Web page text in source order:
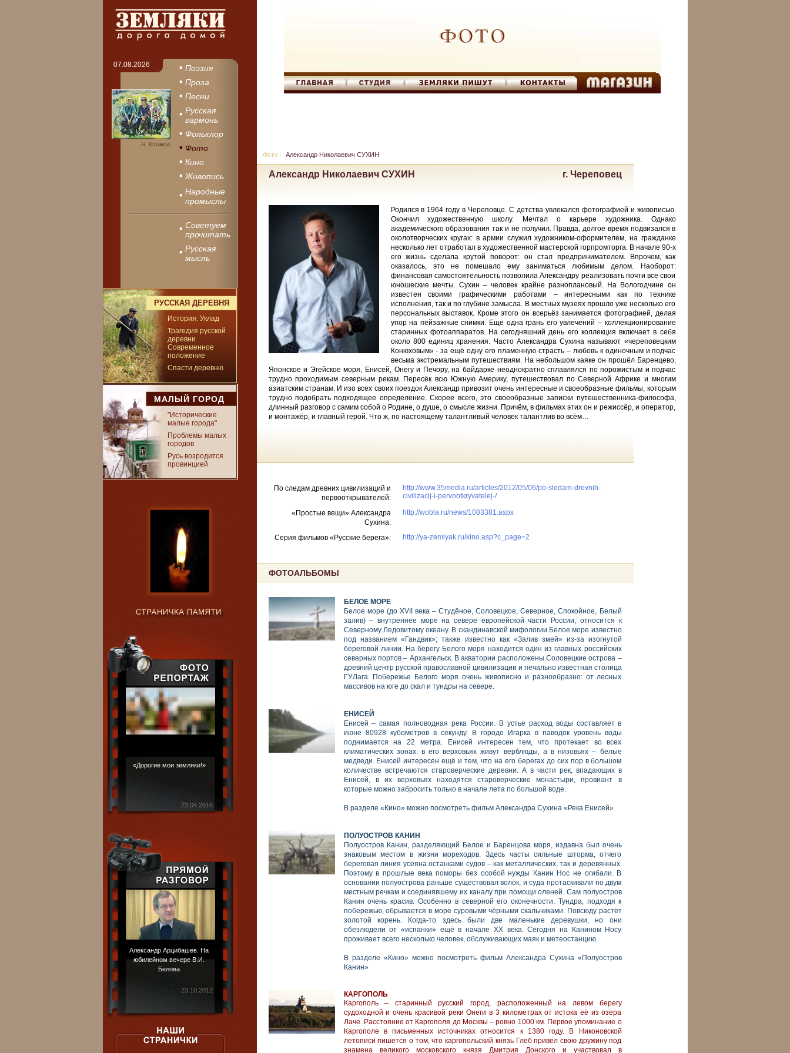
07.08.2026
Н. Климов
Поэзия
Проза
Песни
Русская
гармонь
Фольклор
Фото
Кино
Живопись
Народные
промыслы
Советуем
прочитать
Русская
мысль
РУССКАЯ ДЕРЕВНЯ
История. Уклад
Трагедия русской
деревни.
Современное
положение
Спасти деревню
МАЛЫЙ ГОРОД
"Исторические
малые города"
Проблемы малых
городов
Русь возродится
провинцией
«Дорогие мои земляки!»
23.04.2016
Александр Арцибашев. На
юбилейном вечере В.И.
Белова
23.10.2012
Фото | Александр Николаевич СУХИН
Александр Николаевич СУХИН г. Череповец
Родился в 1964 году в Череповце. С детства увлекался фотографией и живописью.
Окончил художественную школу. Мечтал о карьере художника. Однако
академического образования так и не получил. Правда, долгое время подвизался в
околотворческих кругах: в армии служил художником-оформителем, на гражданке
несколько лет отработал в художественной мастерской горпромторга. В начале 90-х
его жизнь сделала крутой поворот: он стал предпринимателем. Впрочем, как
оказалось, это не помешало ему заниматься любимым делом. Наоборот:
финансовая самостоятельность позволила Александру реализовать почти все свои
юношеские мечты. Сухин – человек крайне разноплановый. На Вологодчине он
известен своими графическими работами – интересными как по технике
исполнения, так и по глубине замысла. В местных музеях прошло уже несколько его
персональных выставок. Кроме этого он всерьёз занимается фотографией, делая
упор на пейзажные снимки. Еще одна грань его увлечений – коллекционирование
старинных фотоаппаратов. На сегодняшний день его коллекция включает в себя
около 800 единиц хранения. Часто Александра Сухина называют «череповецким
Конюховым» - за ещё одну его пламенную страсть – любовь к одиночным и подчас
весьма экстремальным путешествиям. На небольшом каяке он прошёл Баренцево,
Японское и Эгейское моря, Енисей, Онегу и Печору, на байдарке неоднократно сплавлялся по порожистым и подчас
трудно проходимым северным рекам. Пересёк всю Южную Америку, путешествовал по Северной Африке и многим
азиатским странам. И изо всех своих поездок Александр привозит очень интересные и своеобразные фильмы, которым
трудно подобрать подходящее определение. Скорее всего, это своеобразные записки путешественника-философа,
длинный разговор с самим собой о Родине, о душе, о смысле жизни. Причём, в фильмах этих он и режиссёр, и оператор,
и монтажёр, и главный герой. Что ж, по настоящему талантливый человек талантлив во всём…
По следам древних цивилизаций и
первооткрывателей:
http://www.35media.ru/articles/2012/05/06/po-sledam-drevnih-
civilizacij-i-pervootkryvatelej-/
«Простые вещи» Александра
Сухина:
http://wobla.ru/news/1083381.aspx
Серия фильмов «Русские берега»: http://ya-zemlyak.ru/kino.asp?c_page=2
ФОТОАЛЬБОМЫ
БЕЛОЕ МОРЕ
Белое море (до XVII века – Студёное, Соловецкое, Северное, Спокойное, Белый
залив) – внутреннее море на севере европейской части России, относится к
Северному Ледовитому океану. В скандинавской мифологии Белое море известно
под названием «Гандвик»; также известно как «Залив змей» из-за изогнутой
береговой линии. На берегу Белого моря находится один из главных российских
северных портов – Архангельск. В акватории расположены Соловецкие острова –
древний центр русской православной цивилизации и печально известная столица
ГУЛага. Побережье Белого моря очень живописно и разнообразно: от лесных
массивов на юге до скал и тундры на севере.
ЕНИСЕЙ
Енисей – самая полноводная река России. В устье расход воды составляет в
июне 80928 кубометров в секунду. В городе Игарка в паводок уровень воды
поднимается на 22 метра. Енисей интересен тем, что протекает во всех
климатических зонах: в его верховьях живут верблюды, а в низовьях – белые
медведи. Енисей интересен ещё и тем, что на его берегах до сих пор в большом
количестве встречаются староверческие деревни. А в части рек, впадающих в
Енисей, в их верховьях находятся староверческие монастыри, провиант в
которые можно забросить только в начале лета по большой воде.
В разделе «Кино» можно посмотреть фильм Александра Сухина «Река Енисей»
ПОЛУОСТРОВ КАНИН
Полуостров Канин, разделяющий Белое и Баренцова моря, издавна был очень
знаковым местом в жизни мореходов. Здесь часты сильные шторма, отчего
береговая линия усеяна останками судов – как металлических, так и деревянных.
Поэтому в прошлые века поморы без особой нужды Канин Нос не огибали. В
основании полуострова раньше существовал волок, и суда протаскивали по двум
местным речкам и соединявшему их каналу при помощи оленей. Сам полуостров
Канин очень красив. Особенно в северной его оконечности. Тундра, подходя к
побережью, обрывается в море суровыми чёрными скальниками. Повсюду растёт
золотой корень. Когда-то здесь были две маленькие деревушки, но они
обезлюдели от «испанки» ещё в начале ХХ века. Сегодня на Канином Носу
проживает всего несколько человек, обслуживающих маяк и метеостанцию.
В разделе «Кино» можно посмотреть фильм Александра Сухина «Полуостров
Канин»
КАРГОПОЛЬ
Каргополь – старинный русский город, расположенный на левом берегу
судоходной и очень красивой реки Онеги в 3 километрах от истока её из озера
Лаче. Расстояние от Каргополя до Москвы – ровно 1000 км. Первое упоминание о
Каргополе в письменных источниках относится к 1380 году. В Никоновской
летописи пишется о том, что каргопольский князь Глеб привёл свою дружину под
знамена великого московского князя Дмитрия Донского и участвовал в